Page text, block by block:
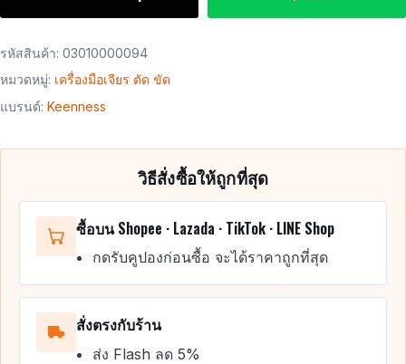
รหัสสินค้า: 03010000094
หมวดหมู่: เครื่องมือเจียร ตัด ขัด
แบรนด์: Keenness
วิธีสั่งซื้อให้ถูกที่สุด
ซื้อบน Shopee · Lazada · TikTok · LINE Shop
กดรับคูปองก่อนซื้อ จะได้ราคาถูกที่สุด
สั่งตรงกับร้าน
ส่ง Flash ลด 5%